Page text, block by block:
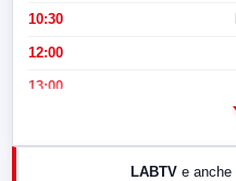
10:30
12:00
13:00
LABTV e anche